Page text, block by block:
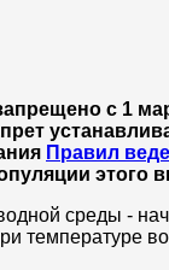
с 1
Правил
этого
среды -
температуре